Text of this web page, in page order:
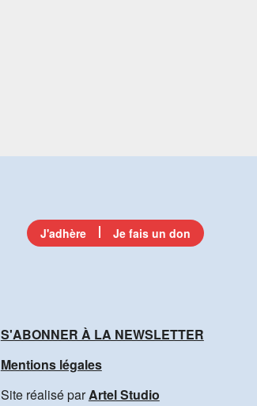
J'adhère Je fais un don
S'ABONNER À LA NEWSLETTER
Mentions légales
Site réalisé parArtel Studio